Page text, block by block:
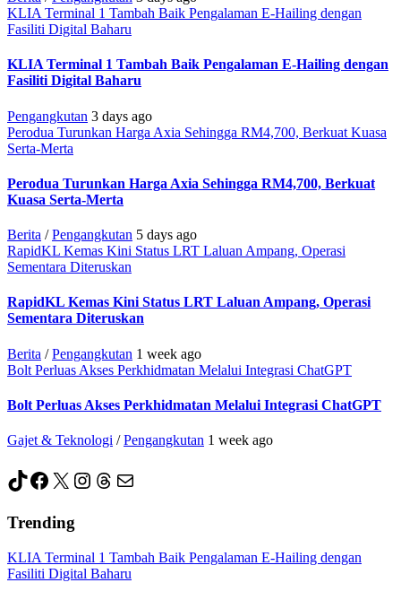
KLIA Terminal 1 Tambah Baik Pengalaman E-Hailing dengan
Fasiliti Digital Baharu
KLIA Terminal 1 Tambah Baik Pengalaman E-Hailing dengan
Fasiliti Digital Baharu
Pengangkutan 3 days ago
Perodua Turunkan Harga Axia Sehingga RM4,700, Berkuat Kuasa
Serta-Merta
Perodua Turunkan Harga Axia Sehingga RM4,700, Berkuat
Kuasa Serta-Merta
Berita /Pengangkutan 5 days ago
RapidKL Kemas Kini Status LRT Laluan Ampang, Operasi
Sementara Diteruskan
RapidKL Kemas Kini Status LRT Laluan Ampang, Operasi
Sementara Diteruskan
Berita /Pengangkutan 1 week ago
Bolt Perluas Akses Perkhidmatan Melalui Integrasi ChatGPT
Bolt Perluas Akses Perkhidmatan Melalui Integrasi ChatGPT
Gajet & Teknologi /Pengangkutan 1 week ago
TikTok
Facebook
X Instagram
Threads
Mail
Trending
KLIA Terminal 1 Tambah Baik Pengalaman E-Hailing dengan
Fasiliti Digital Baharu